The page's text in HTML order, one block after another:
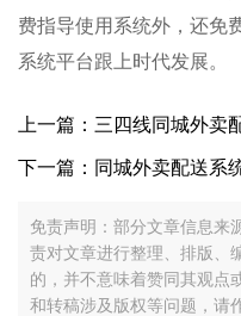
费指导使用系统外，还免
系统平台跟上时代发展。
上一篇：三四线同城外卖
免责声明：部分文章信息来
责对文章进行整理、排版、
的，并不意味着赞同其观点
和转稿涉及版权等问题，请